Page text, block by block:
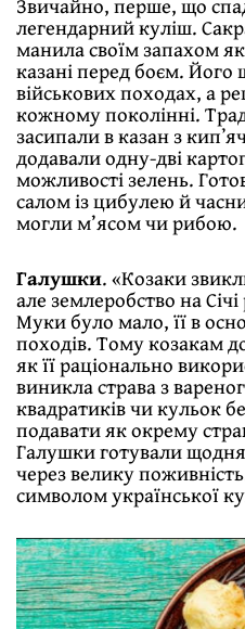
легендарний куліш.
манила своїм запахом
казані перед боєм.
військових походах, а
кожному поколінні.
засипали в казан з
додавали одну-дві
можливості зелень.
салом із цибулею й
могли м’ясом чи рибою.
Галушки. «Козаки
але землеробство на
Муки було мало, її в
походів. Тому козакам
як її раціонально
виникла страва з
квадратиків чи кульок
подавати як окрему
Галушки готували
через велику
символом української